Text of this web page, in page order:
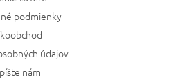
podmienky
údajov
nám